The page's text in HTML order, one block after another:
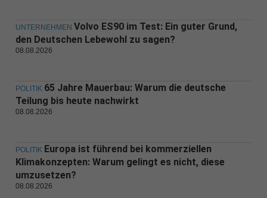
UNTERNEHMEN Volvo ES90 im Test: Ein guter Grund,
den Deutschen Lebewohl zu sagen?
08.08.2026
POLITIK 65 Jahre Mauerbau: Warum die deutsche
Teilung bis heute nachwirkt
08.08.2026
POLITIK Europa ist führend bei kommerziellen
Klimakonzepten: Warum gelingt es nicht, diese
umzusetzen?
08.08.2026